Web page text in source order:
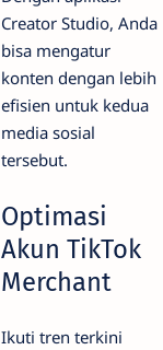
Creator Studio, Anda
bisa mengatur
konten dengan lebih
efisien untuk kedua
media sosial
tersebut.
Optimasi
Akun TikTok
Merchant
Ikuti tren terkini